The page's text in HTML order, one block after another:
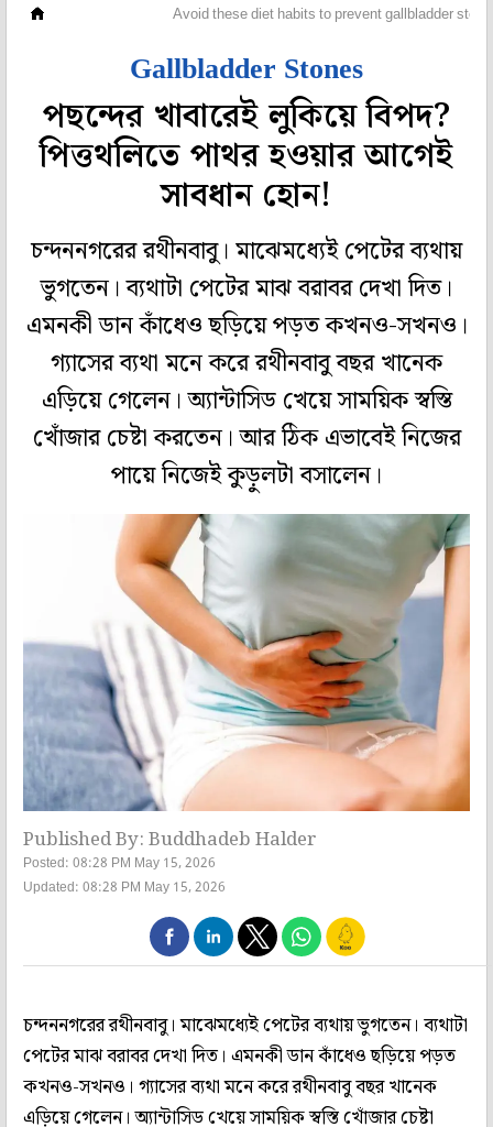
Avoid these diet habits to prevent gallbladder
Gallbladder Stones
পছন্দের খাবারেই লুকিয়ে বিপদ?
পিত্তথলিতে পাথর হওয়ার আগেই
সাবধান হোন!
চন্দননগরের রথীনবাবু। মাঝেমধ্যেই পেটের ব্যথায়
ভুগতেন। ব্যথাটা পেটের মাঝ বরাবর দেখা দিত।
এমনকী ডান কাঁধেও ছড়িয়ে পড়ত কখনও-সখনও।
গ্যাসের ব্যথা মনে করে রথীনবাবু বছর খানেক
এড়িয়ে গেলেন। অ্যান্টাসিড খেয়ে সাময়িক স্বস্তি
খোঁজার চেষ্টা করতেন। আর ঠিক এভাবেই নিজের
পায়ে নিজেই কুড়ুলটা বসালেন।
Published By: Buddhadeb Halder
Posted: 08:28 PM May 15, 2026
Updated: 08:28 PM May 15, 2026
চন্দননগরের রথীনবাবু। মাঝেমধ্যেই পেটের ব্যথায় ভুগতেন। ব্যথাটা
পেটের মাঝ বরাবর দেখা দিত। এমনকী ডান কাঁধেও ছড়িয়ে পড়ত
কখনও-সখনও। গ্যাসের ব্যথা মনে করে রথীনবাবু বছর খানেক
এড়িয়ে গেলেন। অ্যান্টাসিড খেয়ে সাময়িক স্বস্তি খোঁজার চেষ্টা